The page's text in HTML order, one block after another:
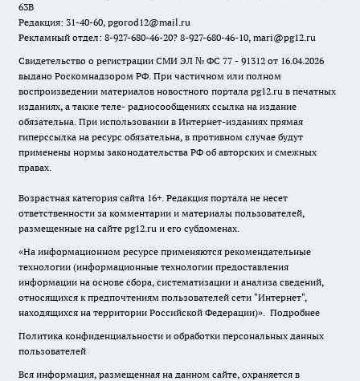
63В
Редакция: 31-40-60, pgorod12@mail.ru
Рекламный отдел: 8-927-680-46-20? 8-927-680-46-10, mari@pg12.ru
Свидетельство о регистрации СМИ ЭЛ № ФС 77 - 91312 от 16.04.2026
выдано Роскомнадзором РФ. При частичном или полном
воспроизведении материалов новостного портала pg12.ru в печатных
изданиях, а также теле- радиосообщениях ссылка на издание
обязательна. При использовании в Интернет-изданиях прямая
гиперссылка на ресурс обязательна, в противном случае будут
применены нормы законодательства РФ об авторских и смежных
правах.
Возрастная категория сайта 16+. Редакция портала не несет
ответственности за комментарии и материалы пользователей,
размещенные на сайте pg12.ru и его субдоменах.
«На информационном ресурсе применяются рекомендательные
технологии (информационные технологии предоставления
информации на основе сбора, систематизации и анализа сведений,
относящихся к предпочтениям пользователей сети "Интернет",
находящихся на территории Российской Федерации)». Подробнее
Политика конфиденциальности и обработки персональных данных
пользователей
Вся информация, размещенная на данном сайте, охраняется в